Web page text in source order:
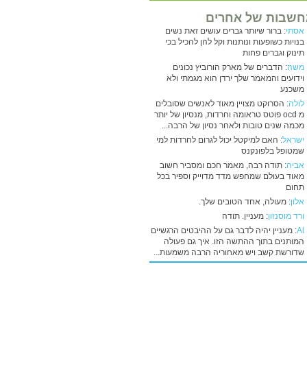
של אחרים
אסתי: ברור שיותר גברים עושים זאת נשים
בנויות כשופעות ונותנות וקל להן להכיל בכי
תינוק וגברים פחות
משה: הדברים של מארק הורוביץ נכונים
וידועים והמאמר שלך ירדן הוא מגמתי ולא
משכנע
לולה: הסרוקט מצויין מאוד לאנשים שסובלים
מ ocd פוטס טראומה וחרדות, מנסיון של יותר
מכמה שנים טובות ולאחר נסיון של הרבה...
ישראל: האם למיקטל יכול לגרום לחרדות למי
שמטופל בלפונקנס
אביה: תודה רבה, מאמר חכם ומסביר חשוב
מאוד בעולם שמחפש מדד מדוייק וספיר בכל
תחום
אלון: מעולה, אחד הטובים שלך.
ורד מוסנזון: מעניין. תודה
Al: מעניין יהיה לדבר גם על ההיבטים הרגשיים
המותנים בתוך ההתשה הזו. איך גם פעולה
שדורשת קשב ויש מאחוריה הרבה משמעות...